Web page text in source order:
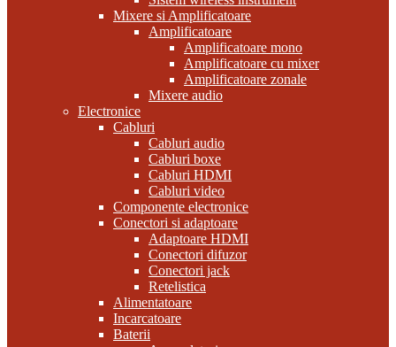
Mixere si Amplificatoare
Amplificatoare
Amplificatoare mono
Amplificatoare cu mixer
Amplificatoare zonale
Mixere audio
Electronice
Cabluri
Cabluri audio
Cabluri boxe
Cabluri HDMI
Cabluri video
Componente electronice
Conectori si adaptoare
Adaptoare HDMI
Conectori difuzor
Conectori jack
Retelistica
Alimentatoare
Incarcatoare
Baterii